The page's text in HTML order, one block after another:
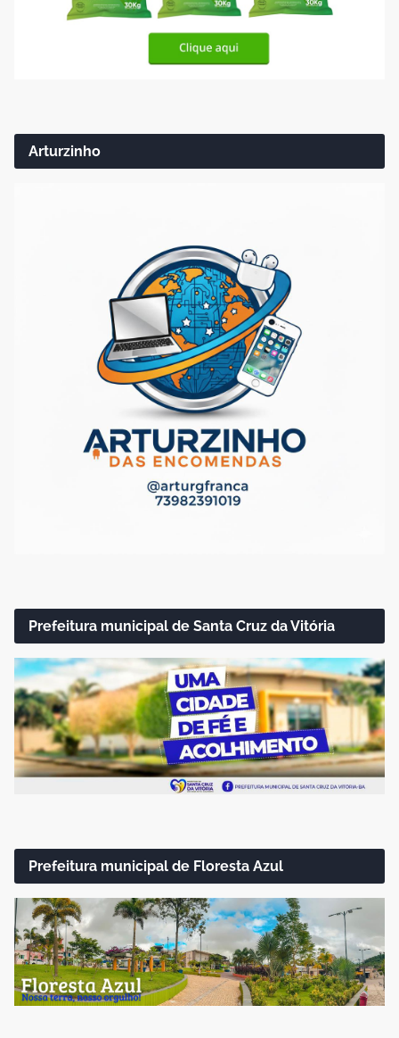
Arturzinho
Prefeitura municipal de Santa Cruz da Vitória
Prefeitura municipal de Floresta Azul